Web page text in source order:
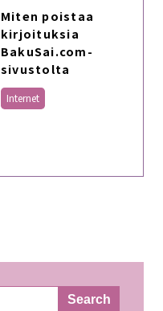
Miten poistaa
kirjoituksia
BakuSai.com-
sivustolta
Internet
Search